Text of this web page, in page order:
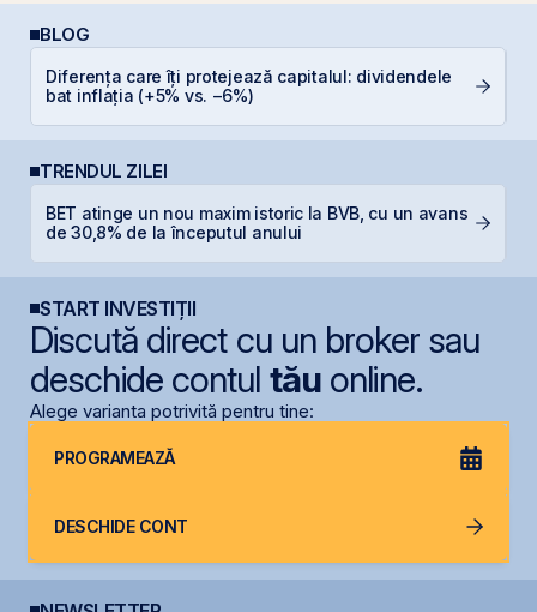
BLOG
Diferența care îți protejează capitalul: dividendele
bat inflația (+5% vs. −6%)
TRENDUL ZILEI
BET atinge un nou maxim istoric la BVB, cu un avans
de 30,8% de la începutul anului
START INVESTIȚII
Discută direct cu un broker sau
deschide contul tăuonline.
Alege varianta potrivită pentru tine:
PROGRAMEAZĂ
DESCHIDE CONT